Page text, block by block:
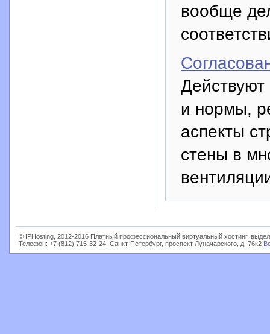
вообще
и нормы,
аспекты
стены в
© IPHosting, 2012-2016 Платный профессиональный виртуальный хостинг,
Телефон: +7 (812) 715-32-24, Санкт-Петербург, проспект Луначарского, д. 76к2